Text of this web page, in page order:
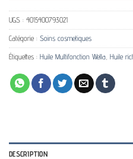
UGS : 4015400793021
Catégorie : Soins cosmetiques
Étiquettes : Huile Multifonction Wella Huile
DESCRIPTION